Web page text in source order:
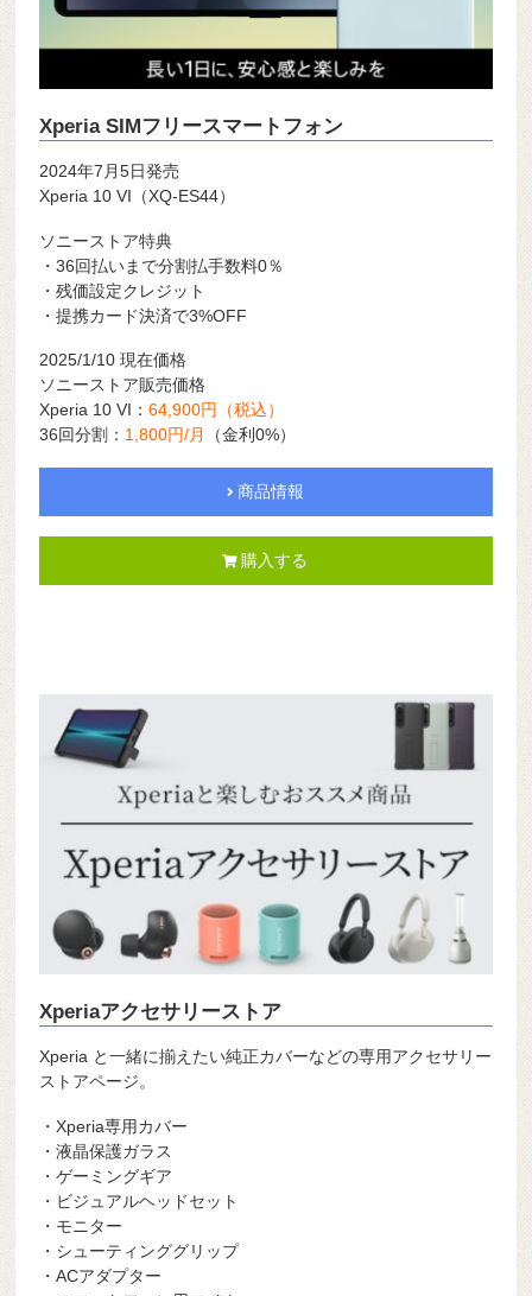
Xperia SIMフリースマートフォン
2024年7月5日発売
Xperia 10 VI（XQ-ES44）
ソニーストア特典
・36回払いまで分割払手数料0％
・残価設定クレジット
・提携カード決済で3%OFF
2025/1/10 現在価格
ソニーストア販売価格
Xperia 10 VI：64,900円（税込）
36回分割： 1,800円/月 （金利0%）
商品情報
購入する
Xperiaアクセサリーストア
Xperia と一緒に揃えたい純正カバーなどの専用アクセサリー
ストアページ。
・Xperia専用カバー
・液晶保護ガラス
・ゲーミングギア
・ビジュアルヘッドセット
・モニター
・シューティンググリップ
・ACアダプター